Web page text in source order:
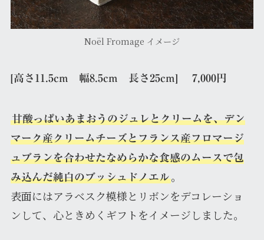
Noël Fromage イメージ
[高さ11.5cm 幅8.5cm 長さ25cm] 7,000円
甘酸っぱいあまおうのジュレとクリームを、デン
マーク産クリームチーズとフランス産フロマージ
ュブランを合わせたなめらかな食感のムースで包
み込んだ純白のブッシュドノエル。
表面にはアラベスク模様とリボンをデコレーショ
ンして、心ときめくギフトをイメージしました。